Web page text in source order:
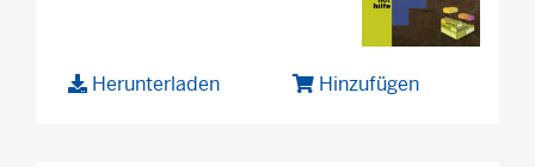
Herunterladen Hinzufügen